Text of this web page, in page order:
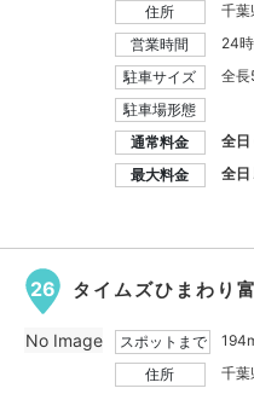
住所
千葉
営業時間
24
駐車サイズ
全長
駐車場形態
通常料金
全
最大料金
全
26 タイムズひまわり
スポットまで
住所
千
No Image